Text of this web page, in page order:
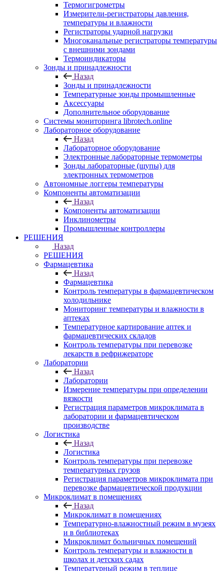
Термогигрометры
Измерители-регистраторы давления,
температуры и влажности
Регистраторы ударной нагрузки
Многоканальные регистраторы температуры
с внешними зондами
Термоиндикаторы
Зонды и принадлежности
Назад
Зонды и принадлежности
Температурные зонды промышленные
Аксессуары
Дополнительное оборудование
Системы мониторинга librotech.online
Лабораторное оборудование
Назад
Лабораторное оборудование
Электронные лабораторные термометры
Зонды лабораторные (щупы) для
электронных термометров
Автономные логгеры температуры
Компоненты автоматизации
Назад
Компоненты автоматизации
Инклинометры
Промышленные контроллеры
РЕШЕНИЯ
Назад
РЕШЕНИЯ
Фармацевтика
Назад
Фармацевтика
Контроль температуры в фармацевтическом
холодильнике
Мониторинг температуры и влажности в
аптеках
Температурное картирование аптек и
фармацевтических складов
Контроль температуры при перевозке
лекарств в рефрижераторе
Лаборатории
Назад
Лаборатории
Измерение температуры при определении
вязкости
Регистрация параметров микроклимата в
лаборатории и фармацевтическом
производстве
Логистика
Назад
Логистика
Контроль температуры при перевозке
температурных грузов
Регистрация параметров микроклимата при
перевозке фармацевтической продукции
Микроклимат в помещениях
Назад
Микроклимат в помещениях
Температурно-влажностный режим в музеях
и в библиотеках
Микроклимат больничных помещений
Контроль температуры и влажности в
школах и детских садах
Температурный режим в теплице